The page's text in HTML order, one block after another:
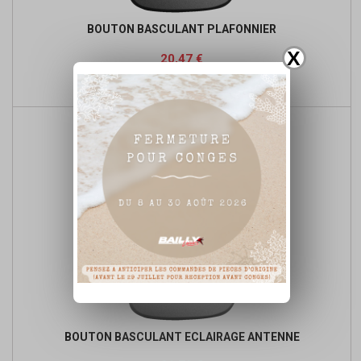
X
BOUTON BASCULANT PLAFONNIER
Prix
20,47 €
de
base
 Détails du produit
BOUTON BASCULANT ECLAIRAGE ANTENNE